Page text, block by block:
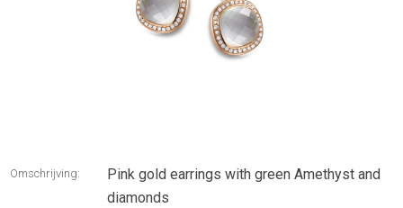
Omschrijving:
Pink gold earrings with green Amethyst and
diamonds